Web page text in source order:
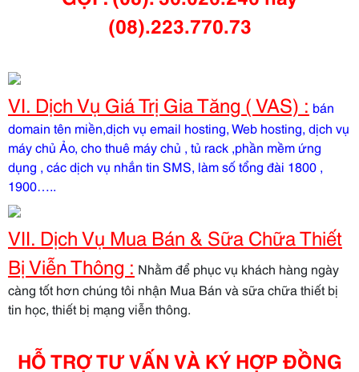
(08).223.770.73
VI. Dịch Vụ Giá Trị Gia Tăng ( VAS) : bán
domain tên miền,dịch vụ email hosting, Web hosting, dịch vụ
máy chủ Ảo, cho thuê máy chủ , tủ rack ,phần mềm ứng
dụng , các dịch vụ nhắn tin SMS, làm số tổng đài 1800 ,
1900…..
VII. Dịch Vụ Mua Bán & Sữa Chữa Thiết
Bị Viễn Thông : Nhằm để phục vụ khách hàng ngày
càng tốt hơn chúng tôi nhận Mua Bán và sữa chữa thiết bị
tin học, thiết bị mạng viễn thông.
HỖ TRỢ TƯ VẤN VÀ KÝ HỢP ĐỒNG